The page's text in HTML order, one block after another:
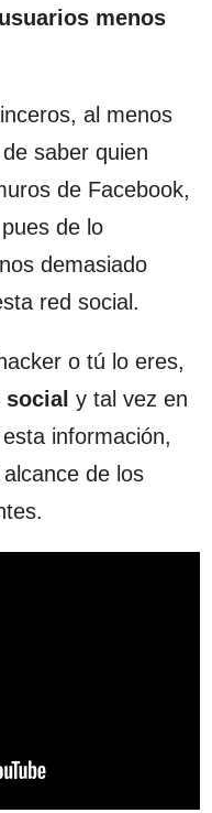
usuarios menos
al menos
saber quien
de Facebook,
de lo
demasiado
red social.
o tú lo eres,
y tal vez en
información,
de los